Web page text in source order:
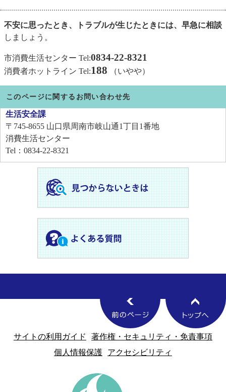
不安に思ったとき、トラブルが生じたときには、早急に相談
しましょう。
市消費生活センター Tel:0834-22-8321
消費者ホットライン Tel:188 （いやや）
このページに関するお問い合わせ先
生活安全課
〒745-8655 山口県周南市岐山通1丁目1番地
消費生活センター
Tel：0834-22-8321
サイトの利用ガイド
著作権・セキュリティ・免責事項
個人情報保護
アクセシビリティ